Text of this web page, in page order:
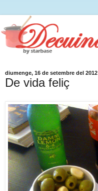
diumenge, 16 de setembre del 2012
De vida feliç